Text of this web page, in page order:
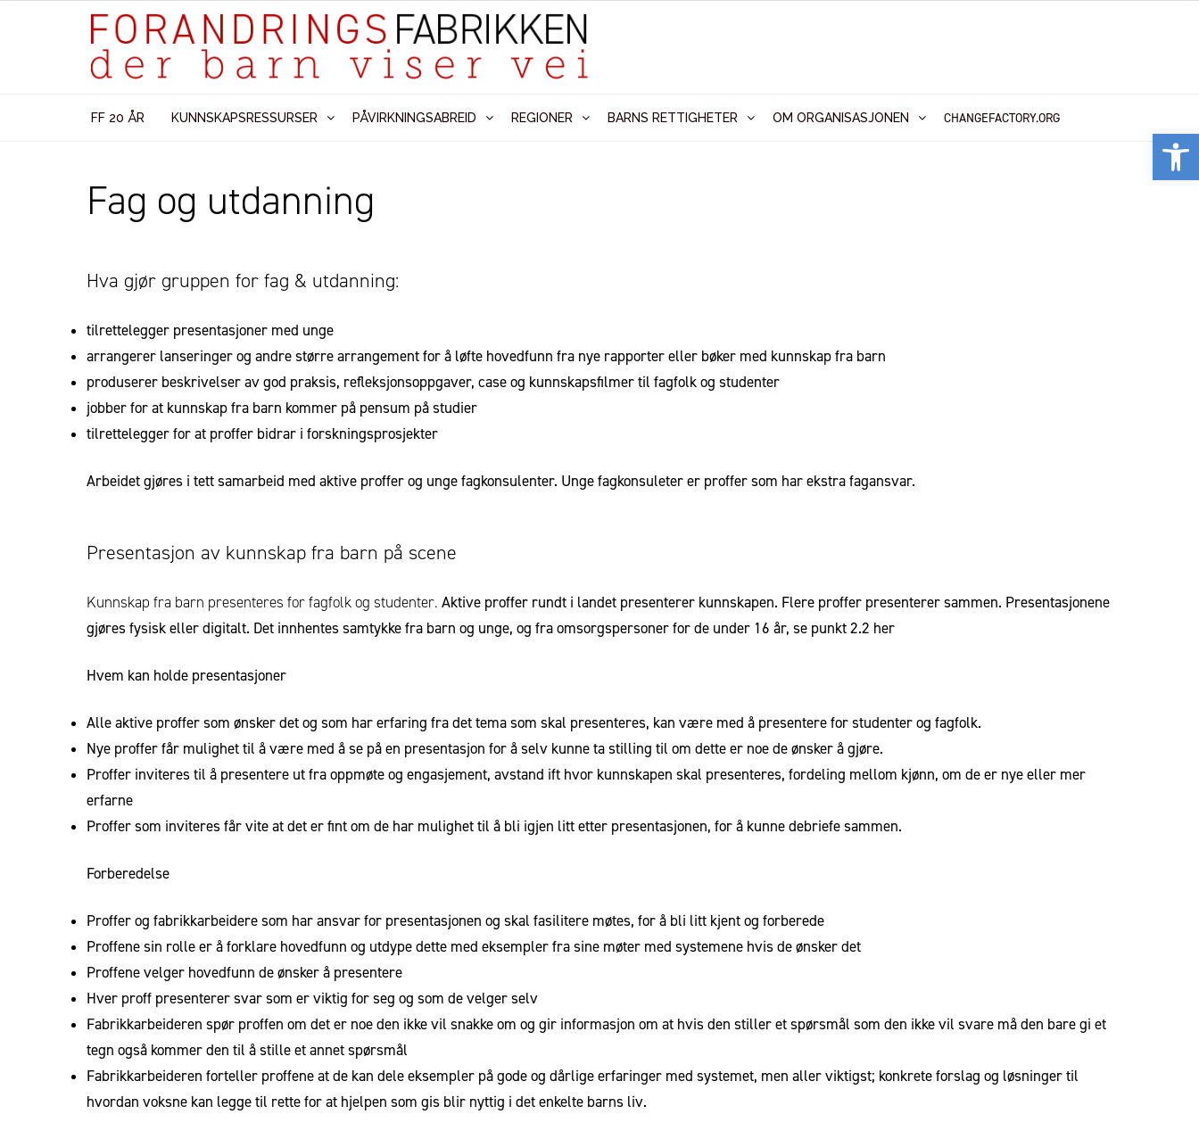
FF 20 ÅR KUNNSKAPSRESSURSER PÅVIRKNINGSABREID REGIONER BARNS RETTIGHETER OM ORGANISASJONEN CHANGEFACTORY.ORG
Fag og utdanning
Hva gjør gruppen for fag & utdanning:
tilrettelegger presentasjoner med unge
arrangerer lanseringer og andre større arrangement for å løfte hovedfunn fra nye rapporter eller bøker med kunnskap fra barn
produserer beskrivelser av god praksis, refleksjonsoppgaver, case og kunnskapsfilmer til fagfolk og studenter
jobber for at kunnskap fra barn kommer på pensum på studier
tilrettelegger for at proffer bidrar i forskningsprosjekter
Arbeidet gjøres i tett samarbeid med aktive proffer og unge fagkonsulenter. Unge fagkonsuleter er proffer som har ekstra fagansvar.
Presentasjon av kunnskap fra barn på scene
Kunnskap fra barn presenteres for fagfolk og studenter. Aktive proffer rundt i landet presenterer kunnskapen. Flere proffer presenterer sammen. Presentasjonene
gjøres fysisk eller digitalt. Det innhentes samtykke fra barn og unge, og fra omsorgspersoner for de under 16 år, se punkt 2.2 her
Hvem kan holde presentasjoner
Alle aktive proffer som ønsker det og som har erfaring fra det tema som skal presenteres, kan være med å presentere for studenter og fagfolk.
Nye proffer får mulighet til å være med å se på en presentasjon for å selv kunne ta stilling til om dette er noe de ønsker å gjøre.
Proffer inviteres til å presentere ut fra oppmøte og engasjement, avstand ift hvor kunnskapen skal presenteres, fordeling mellom kjønn, om de er nye eller mer
erfarne
Proffer som inviteres får vite at det er fint om de har mulighet til å bli igjen litt etter presentasjonen, for å kunne debriefe sammen.
Forberedelse
Proffer og fabrikkarbeidere som har ansvar for presentasjonen og skal fasilitere møtes, for å bli litt kjent og forberede
Proffene sin rolle er å forklare hovedfunn og utdype dette med eksempler fra sine møter med systemene hvis de ønsker det
Proffene velger hovedfunn de ønsker å presentere
Hver proff presenterer svar som er viktig for seg og som de velger selv
Fabrikkarbeideren spør proffen om det er noe den ikke vil snakke om og gir informasjon om at hvis den stiller et spørsmål som den ikke vil svare må den bare gi et
tegn også kommer den til å stille et annet spørsmål
Fabrikkarbeideren forteller proffene at de kan dele eksempler på gode og dårlige erfaringer med systemet, men aller viktigst; konkrete forslag og løsninger til
hvordan voksne kan legge til rette for at hjelpen som gis blir nyttig i det enkelte barns liv.